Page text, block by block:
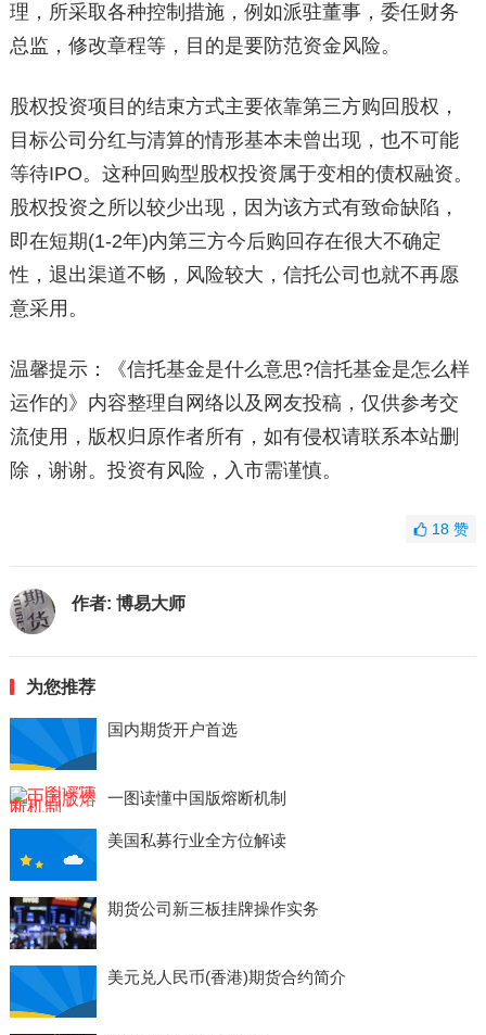
理，所采取各种控制措施，例如派驻董事，委任财务
总监，修改章程等，目的是要防范资金风险。
股权投资项目的结束方式主要依靠第三方购回股权，
目标公司分红与清算的情形基本未曾出现，也不可能
等待IPO。这种回购型股权投资属于变相的债权融资。
股权投资之所以较少出现，因为该方式有致命缺陷，
即在短期(1-2年)内第三方今后购回存在很大不确定
性，退出渠道不畅，风险较大，信托公司也就不再愿
意采用。
温馨提示：《信托基金是什么意思?信托基金是怎么样
运作的》内容整理自网络以及网友投稿，仅供参考交
流使用，版权归原作者所有，如有侵权请联系本站删
除，谢谢。投资有风险，入市需谨慎。
18赞
作者: 博易大师
为您推荐
国内期货开户首选
一图读懂中国版熔断机制
美国私募行业全方位解读
期货公司新三板挂牌操作实务
美元兑人民币(香港)期货合约简介